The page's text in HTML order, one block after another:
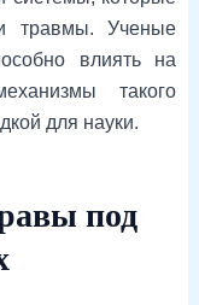
травмы. Ученые
влиять на
такого
для науки.
под